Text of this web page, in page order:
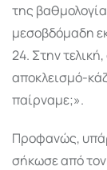
της
μεσοβδόμαδη
24. Στην
αποκλεισμό-
παίρναμε;».
Προφανώς,
σήκωσε από